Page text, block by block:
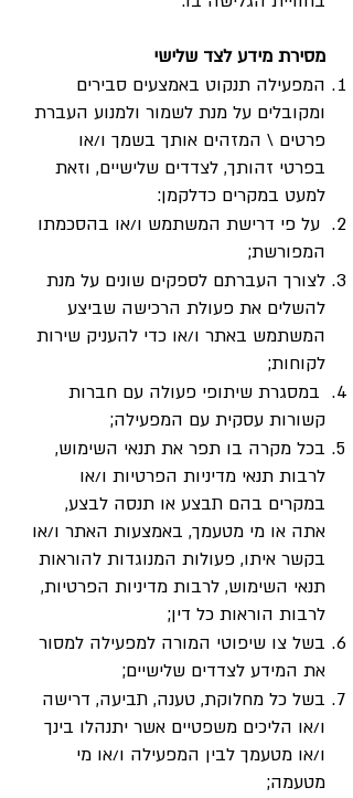
מסירת מידע לצד שלישי
המפעילה תנקוט באמצעים סבירים
ומקובלים על מנת לשמור ולמנוע העברת
פרטים \ המזהים אותך בשמך ו/או
בפרטי זהותך, לצדדים שלישיים, וזאת
למעט במקרים כדלקמן:
על פי דרישת המשתמש ו/או בהסכמתו
המפורשת;
לצורך העברתם לספקים שונים על מנת
להשלים את פעולת הרכישה שביצע
המשתמש באתר ו/או כדי להעניק שירות
לקוחות;
במסגרת שיתופי פעולה עם חברות
קשורות עסקית עם המפעילה;
בכל מקרה בו תפר את תנאי השימוש,
לרבות תנאי מדיניות הפרטיות ו/או
במקרים בהם תבצע או תנסה לבצע,
אתה או מי מטעמך, באמצעות האתר ו/או
בקשר איתו, פעולות המנוגדות להוראות
תנאי השימוש, לרבות מדיניות הפרטיות,
לרבות הוראות כל דין;
בשל צו שיפוטי המורה למפעילה למסור
את המידע לצדדים שלישיים;
בשל כל מחלוקת, טענה, תביעה, דרישה
ו/או הליכים משפטיים אשר יתנהלו בינך
ו/או מטעמך לבין המפעילה ו/או מי
מטעמה;